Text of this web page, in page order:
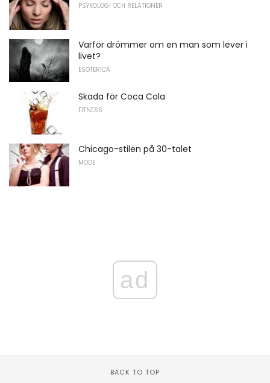
PSYKOLOGI OCH RELATIONER
Varför drömmer om en man som lever i
livet?
ESOTERICA
Skada för Coca Cola
FITNESS
Chicago-stilen på 30-talet
MODE
ad
BACK TO TOP